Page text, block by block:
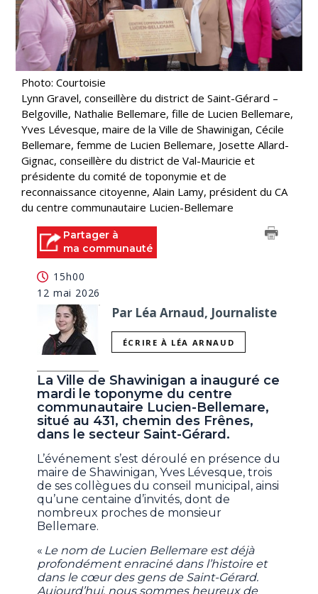
Photo: Courtoisie
Lynn Gravel, conseillère du district de Saint-Gérard –
Belgoville, Nathalie Bellemare, fille de Lucien Bellemare,
Yves Lévesque, maire de la Ville de Shawinigan, Cécile
Bellemare, femme de Lucien Bellemare, Josette Allard-
Gignac, conseillère du district de Val-Mauricie et
présidente du comité de toponymie et de
reconnaissance citoyenne, Alain Lamy, président du CA
du centre communautaire Lucien-Bellemare
Partager à
ma communauté
15h00
12 mai 2026
Par Léa Arnaud, Journaliste
ÉCRIRE À LÉA ARNAUD
La Ville de Shawinigan a inauguré ce
mardi le toponyme du centre
communautaire Lucien-Bellemare,
situé au 431, chemin des Frênes,
dans le secteur Saint-Gérard.
L’événement s’est déroulé en présence du
maire de Shawinigan, Yves Lévesque, trois
de ses collègues du conseil municipal, ainsi
qu’une centaine d’invités, dont de
nombreux proches de monsieur
Bellemare.
« Le nom de Lucien Bellemare est déjà
profondément enraciné dans l’histoire et
dans le cœur des gens de Saint-Gérard.
Aujourd’hui, nous sommes heureux de